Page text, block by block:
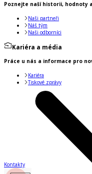
Poznejte naší historii, hodnoty
Naši partneři
Náš tým
Naši odborníci
Kariéra a média
Práce u nás a informace pro
Kariéra
Tiskové zprávy
Kontakty